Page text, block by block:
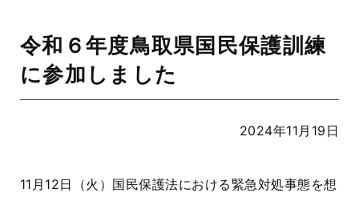
令和６年度鳥取県国民保護訓練
に参加しました
2024年11月19日
11月12日（火）国民保護法における緊急対処事態を想